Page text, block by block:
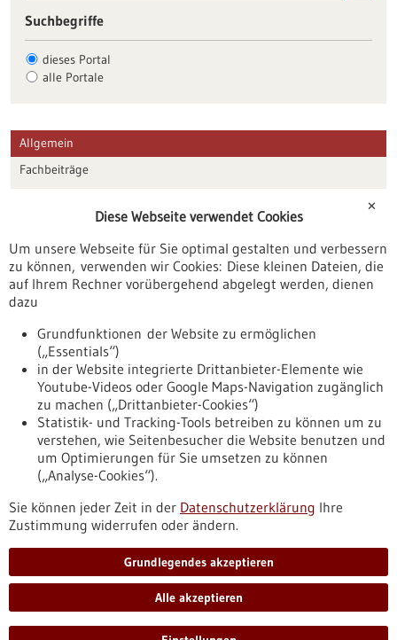
Suchbegriffe
dieses Portal
alle Portale
Allgemein
Fachbeiträge
Veranstaltungen
Erscheinungsdatum
Nach oben
Informiert bleiben
Newsletter abonnieren
✕
Diese Webseite verwendet Cookies
Um unsere Webseite für Sie optimal gestalten und verbessern
zu können, verwenden wir Cookies: Diese kleinen Dateien, die
auf Ihrem Rechner vorübergehend abgelegt werden, dienen
dazu
Grundfunktionen der Website zu ermöglichen
(„Essentials“)
in der Website integrierte Drittanbieter-Elemente wie
Youtube-Videos oder Google Maps-Navigation zugänglich
zu machen („Drittanbieter-Cookies“)
Statistik- und Tracking-Tools betreiben zu können um zu
verstehen, wie Seitenbesucher die Website benutzen und
um Optimierungen für Sie umsetzen zu können
(„Analyse-Cookies“).
Sie können jeder Zeit in der Datenschutzerklärung Ihre
Zustimmung widerrufen oder ändern.
Grundlegendes akzeptieren
Alle akzeptieren